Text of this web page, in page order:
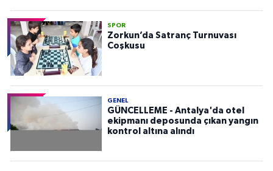
SPOR
Zorkun’da Satranç Turnuvası
Coşkusu
GENEL
GÜNCELLEME - Antalya'da otel
ekipmanı deposunda çıkan yangın
kontrol altına alındı